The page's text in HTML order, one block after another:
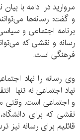
مروارید در ادامه با
و گفت: رسانه‌ها
برنامه اجتماعی و
رسانه و نقشی که
فرهنگی است.
وی رسانه را نهاد
نهاد اجتماعی نه تنها
و اجتماعی است. وقتی
نقشی که برای
قائلیم برای رسانه نیز